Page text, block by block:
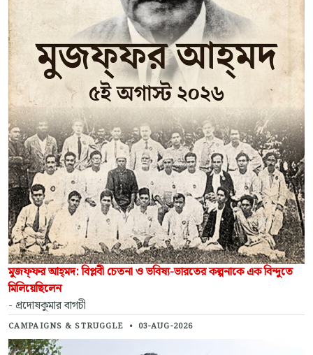
মুজফ্‌ফর আহ্‌মদ: বিপ্লবী চেতনা ও ভবিষ্য-ভারতের কল্পনাকে এক বিন্দুতে
মিলিয়েছিলেন
- প্রদোষকুমার বাগচী
CAMPAIGNS & STRUGGLE • 03-AUG-2026